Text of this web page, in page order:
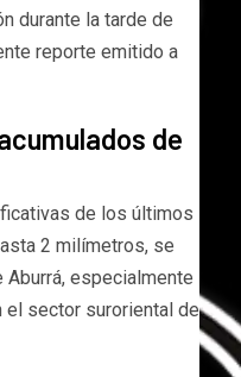
durante la tarde de
reporte emitido a
de
de los últimos
2 milímetros, se
especialmente
el sector suroriental de